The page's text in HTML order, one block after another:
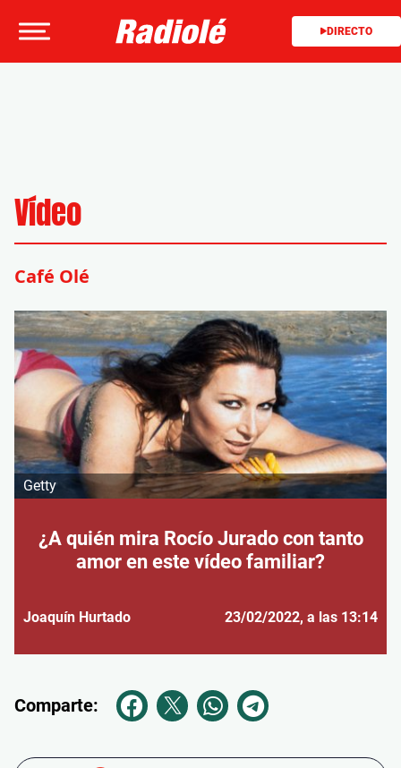
DIRECTO
Vídeo
Café Olé
Getty
¿A quién mira Rocío Jurado con tanto
amor en este vídeo familiar?
Joaquín Hurtado 23/02/2022, a las 13:14
Comparte: